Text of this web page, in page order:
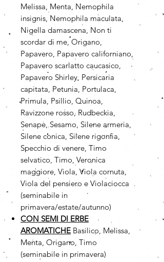
Melissa, Menta, Nemophila
insignis, Nemophila maculata,
Nigella damascena, Non ti
scordar di me, Origano,
Papavero, Papavero californiano,
Papavero scarlatto caucasico,
Papavero Shirley, Persicaria
capitata, Petunia, Portulaca,
Primula, Psillio, Quinoa,
Ravizzone rosso, Rudbeckia,
Senape, Sesamo, Silene armeria,
Silene conica, Silene rigonfia,
Specchio di venere, Timo
selvatico, Timo, Veronica
maggiore, Viola, Viola cornuta,
Viola del pensiero e Violaciocca
(seminabile in
primavera/estate/autunno)
CON SEMI DI ERBE
AROMATICHE Basilico, Melissa,
Menta, Origano, Timo
(seminabile in primavera)